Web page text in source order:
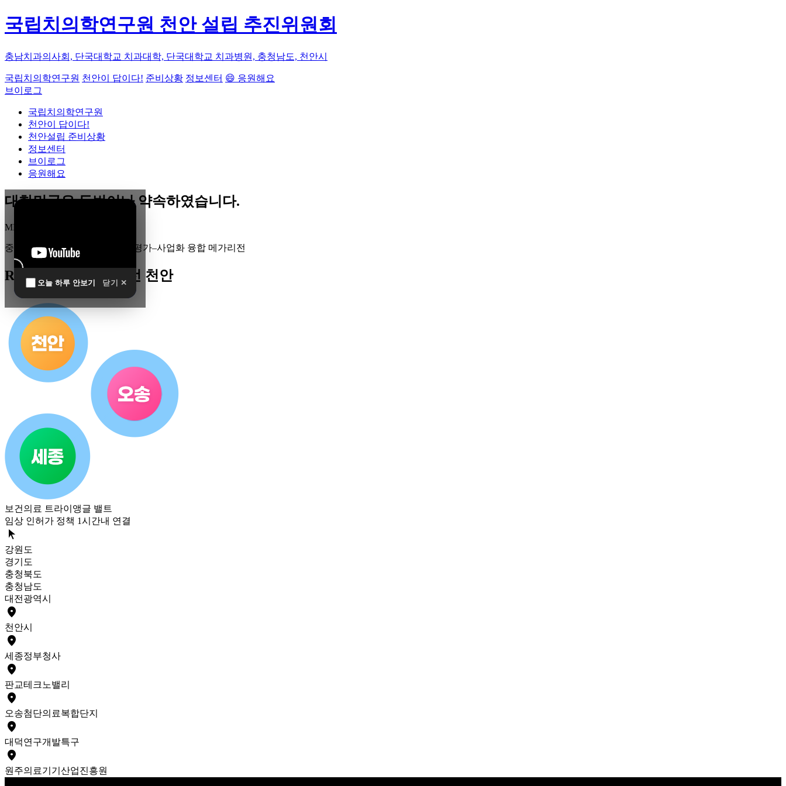
국립치의학연구원 천안 설립 추진위원회
충남치과의사회, 단국대학교 치과대학, 단국대학교 치과병원, 충청남도, 천안시
국립치의학연구원 천안이 답이다! 준비상황 정보센터 😄 응원해요
브이로그
국립치의학연구원
천안이 답이다!
천안설립 준비상황
정보센터
브이로그
응원해요
오늘 하루 안보기 닫기 ✕
대한민국은 두번이나 약속하였습니다.
MEGA
중부권 전체를 잇는 연구–임상–평가–사업화 융합 메가리전
R&D 남방한계 최전선 천안
보건의료 트라이앵글 밸트
임상 인허가 정책 1시간내 연결
arrow_selector_tool
강원도
경기도
충청북도
충청남도
대전광역시
place
천안시
place
세종정부청사
place
판교테크노밸리
place
오송첨단의료복합단지
place
대덕연구개발특구
place
원주의료기기산업진흥원